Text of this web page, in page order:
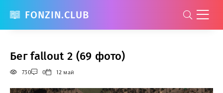
FONZIN.CLUB
Бег fallout 2 (69 фото)
730 0 12 май